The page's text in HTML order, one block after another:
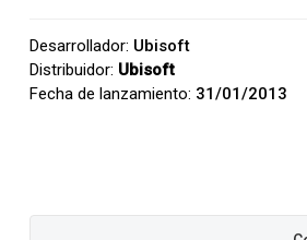
Desarrollador: Ubisoft
Distribuidor: Ubisoft
Fecha de lanzamiento: 31/01/2013